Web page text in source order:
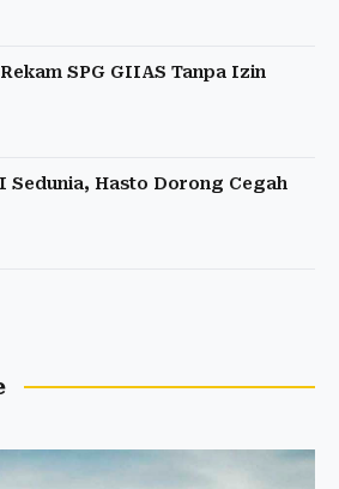
SPG GIIAS Tanpa Izin
Sedunia, Hasto Dorong Cegah